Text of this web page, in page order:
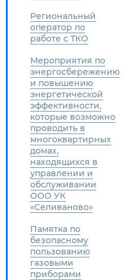
Региональный
оператор по
работе с ТКО
Мероприятия по
энергосбережению
и повышению
энергетической
эффективности,
которые возможно
проводить в
многоквартирных
домах,
находящихся в
управлении и
обслуживании
ООО УК
«Селиваново»
Памятка по
безопасному
пользованию
газовыми
приборами